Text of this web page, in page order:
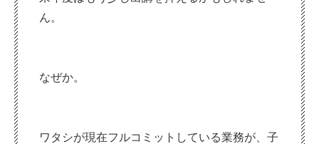
ん。
なぜか。
ワタシが現在フルコミットしている業務が、子